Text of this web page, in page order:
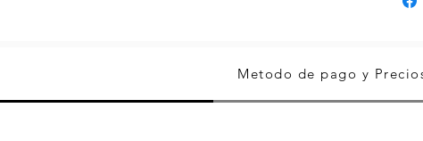
Metodo de pago y